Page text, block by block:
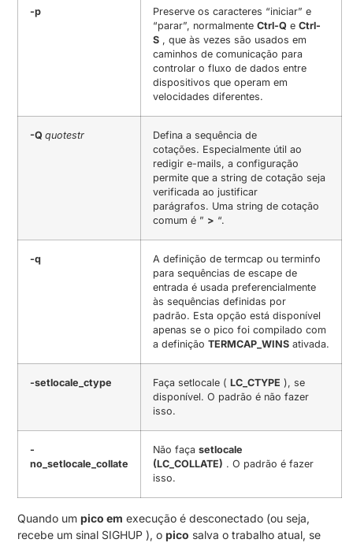
-p
Preserve os caracteres “iniciar” e
“parar”, normalmenteCtrl-Q eCtrl-
S , que às vezes são usados ​​em
caminhos de comunicação para
controlar o fluxo de dados entre
dispositivos que operam em
velocidades diferentes.
-Qquotestr
Defina a sequência de
cotações. Especialmente útil ao
redigir e-mails, a configuração
permite que a string de cotação seja
verificada ao justificar
parágrafos. Uma string de cotação
comum é ” > “.
-q
A definição de termcap ou terminfo
para sequências de escape de
entrada é usada preferencialmente
às sequências definidas por
padrão. Esta opção está disponível
apenas se o pico foi compilado com
a definiçãoTERMCAP_WINS ativada.
-setlocale_ctype Faça setlocale (LC_CTYPE ), se
disponível. O padrão é não fazer
isso.
-
no_setlocale_collate
Não façasetlocale
(LC_COLLATE) . O padrão é fazer
isso.
Quando umpico em execução é desconectado (ou seja,
recebe um sinal SIGHUP ), opico salva o trabalho atual, se